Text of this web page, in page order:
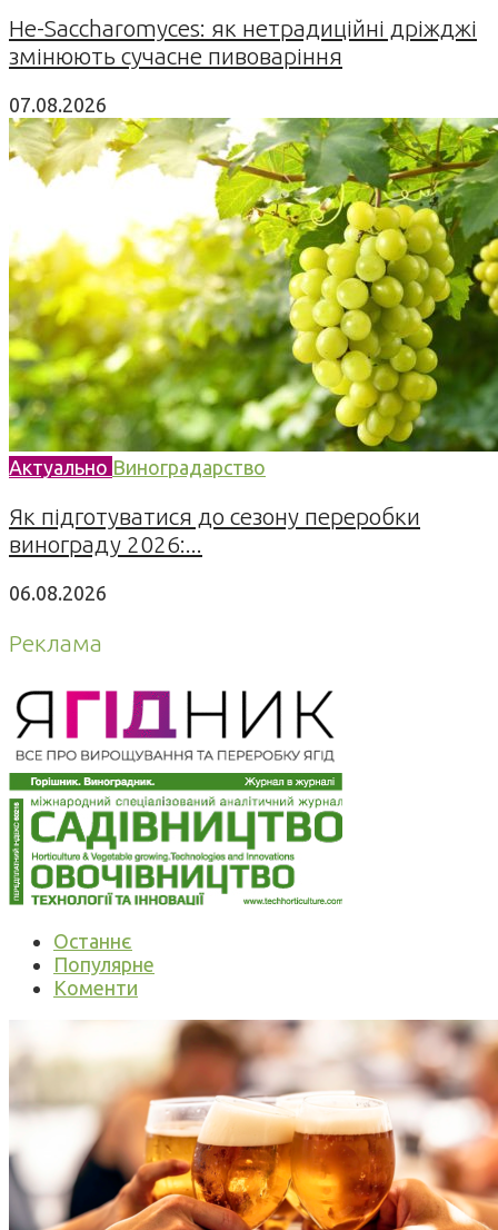
Не-Saccharomyces: як нетрадиційні дріжджі
змінюють сучасне пивоваріння
07.08.2026
Актуально Виноградарство
Як підготуватися до сезону переробки
винограду 2026:...
06.08.2026
Реклама
Останнє
Популярне
Коменти